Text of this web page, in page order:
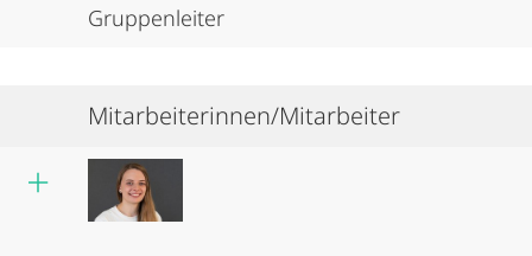
Gruppenleiter
Mitarbeiterinnen/Mitarbeiter